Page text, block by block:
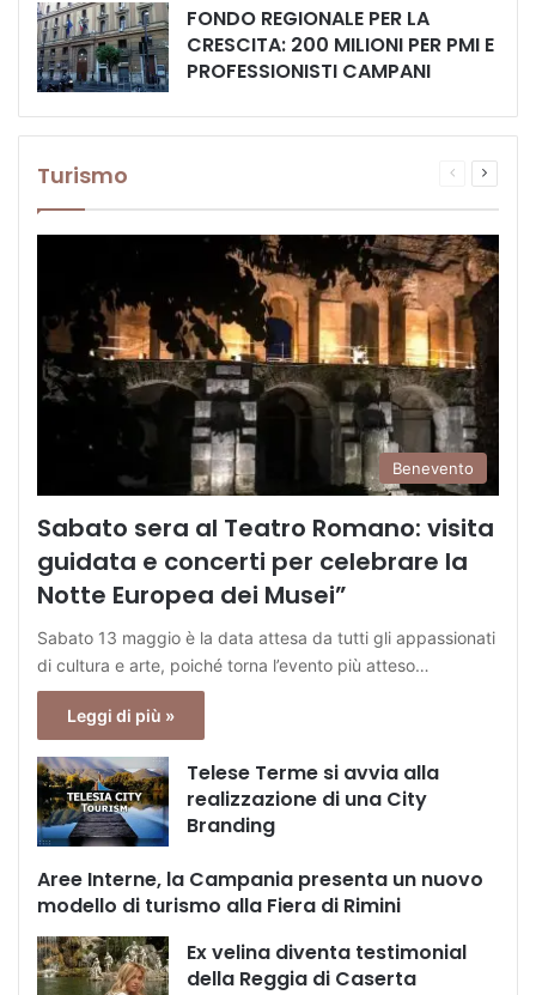
FONDO REGIONALE PER LA
CRESCITA: 200 MILIONI PER PMI E
PROFESSIONISTI CAMPANI
Turismo
Pagina
Benevento
Sabato sera al Teatro Romano: visita
guidata e concerti per celebrare la
Notte Europea dei Musei”
Sabato 13 maggio è la data attesa da tutti gli appassionati
di cultura e arte, poiché torna l’evento più atteso…
Leggi di più »
Telese Terme si avvia alla
realizzazione di una City
Branding
Aree Interne, la Campania presenta un nuovo
modello di turismo alla Fiera di Rimini
Ex velina diventa testimonial
della Reggia di Caserta